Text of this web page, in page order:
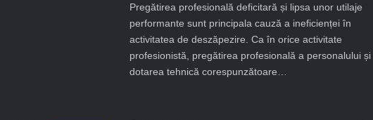
Pregătirea profesională deficitară și lipsa unor utilaje
performante sunt principala cauză a ineficienței în
activitatea de deszăpezire. Ca în orice activitate
profesionistă, pregătirea profesională a personalului și
dotarea tehnică corespunzătoare…